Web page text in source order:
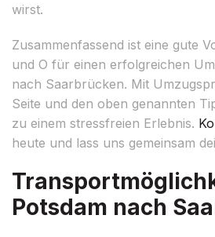
wirst.
Zusammenfassend ist eine gute
und O für einen erfolgreichen
nach Saarbrücken. Mit
Seite und den oben genannten
zu einem stressfreien Erlebnis.
heute und lass uns gemeinsam
Potsdam nach